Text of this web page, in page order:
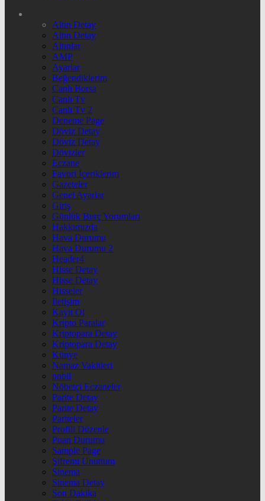
Altın Detay
Altın Detay
Altınlar
AMP
Ayarlar
Beğendiklerim
Canlı Borsa
Canlı Tv
Canlı Tv 2
Deneme Page
Döviz Detay
Döviz Detay
Dövizler
Eczane
Favori İçeriklerim
Gazeteler
Genel Ayarlar
Giriş
Günlük Burç Yorumları
Hakkımızda
Hava Durumu
Hava Durumu 2
Header4
Hisse Detay
Hisse Detay
Hisseler
İletişim
Kayıt Ol
Kripto Paralar
Kriptopara Detay
Kriptopara Detay
Künye
Namaz Vakitleri
nnbil
Nöbetçi Eczaneler
Parite Detay
Parite Detay
Pariteler
Profili Düzenle
Puan Durumu
Sample Page
Şifremi Unuttum
Sinema
Sinema Detay
Son Dakika